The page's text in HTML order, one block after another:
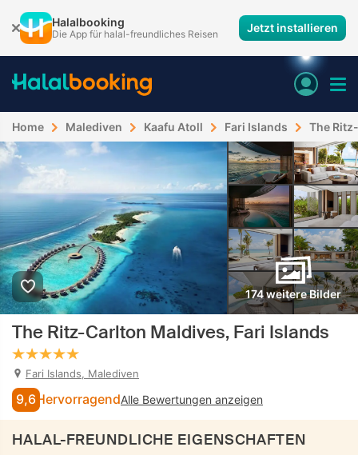
Halalbooking
Die App für halal-freundliches Reisen Jetzt installieren
Home Malediven Kaafu Atoll Fari Islands The
174 weitere Bilder
The Ritz-Carlton Maldives, Fari Islands
Fari Islands, Malediven
9,6 HervorragendAlle Bewertungen anzeigen
HALAL-FREUNDLICHE EIGENSCHAFTEN